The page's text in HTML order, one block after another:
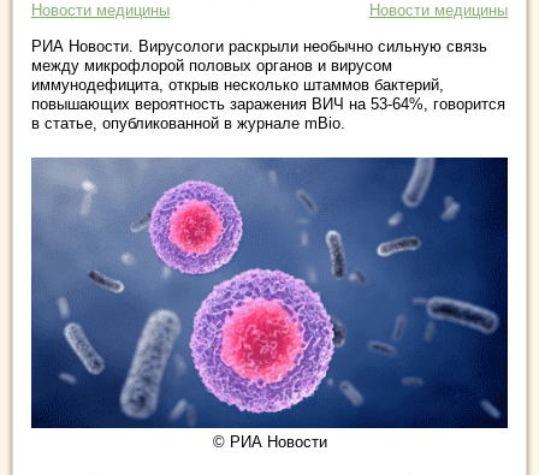
Новости медицины
Новости медицины
РИА Новости. Вирусологи раскрыли необычно сильную связь
между микрофлорой половых органов и вирусом
иммунодефицита, открыв несколько штаммов бактерий,
повышающих вероятность заражения ВИЧ на 53-64%, говорится
в статье, опубликованной в журнале mBio.
© РИА Новости